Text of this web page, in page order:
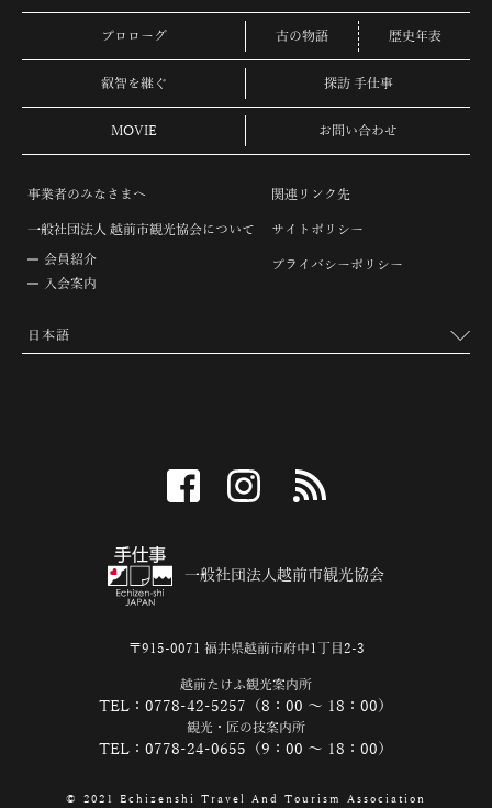
プロローグ 古の物語 歴史年表
叡智を継ぐ 探訪 手仕事
MOVIE お問い合わせ
事業者のみなさまへ
一般社団法人 越前市観光協会について
会員紹介
入会案内
関連リンク先
サイトポリシー
プライバシーポリシー
facebook instagram
一般社団法人越前市観光協会
〒915-0071 福井県越前市府中1丁目2-3
越前たけふ観光案内所
TEL：0778-42-5257（8：00 ～ 18：00）
観光・匠の技案内所
TEL：0778-24-0655（9：00 ～ 18：00）
© 2021 Echizenshi Travel And Tourism Association